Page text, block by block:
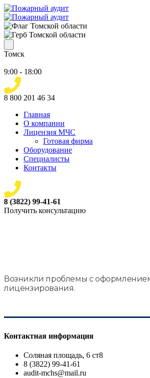
Томск
9:00 - 18:00
8 800 201 46 34
Главная
О компании
Лицензия МЧС
Готовая фирма
Оборудование
Специалисты
Контакты
8 (3822) 99-41-61
Получить консультацию
Возникли проблемы с
лицензирования.
Контактная информация
Соляная площадь, 6 ст8
8 (3822) 99-41-61
audit-mchs@mail.ru